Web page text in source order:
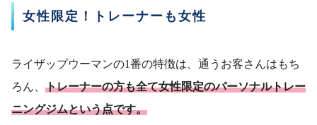
女性限定！トレーナーも女性
ライザップウーマンの1番の特徴は、通うお客さんはもち
ろん、 トレーナーの方も全て女性限定のパーソナルトレー
ニングジムという点です。